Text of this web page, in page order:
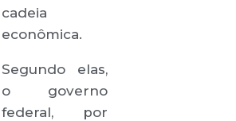
cadeia
econômica.
Segundo elas,
o governo
federal, por